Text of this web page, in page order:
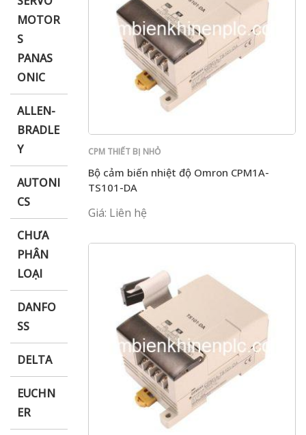
MOTOR
S
PANAS
ONIC
ALLEN-
BRADLE
Y
AUTONI
CS
CHƯA
PHÂN
LOẠI
DANFO
SS
DELTA
EUCHN
ER
CPM THIẾT BỊ NHỎ
Bộ cảm biến nhiệt độ Omron CPM1A-
TS101-DA
Giá: Liên hệ
XNK